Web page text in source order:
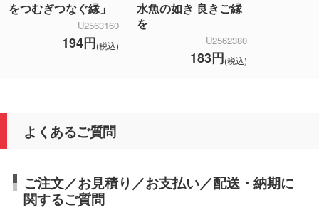
をつむぎつなぐ縁」
U2563160
194円(税込)
水魚の如き 良きご縁
を
U2562380
183円(税込)
よくあるご質問
ご注文／お見積り／お支払い／配送・納期に
関するご質問